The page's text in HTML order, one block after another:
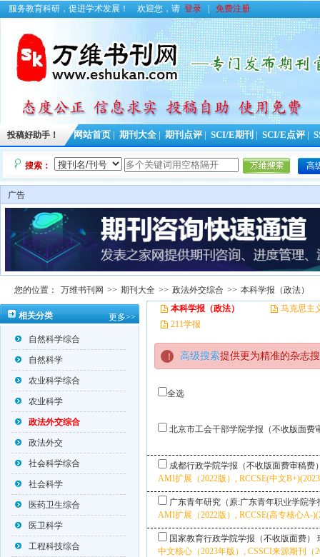
服务教育科研，促进学术发展！ 欢迎您，请 登录 免费注册
投稿好助手！ 网站首页 期刊大全 期刊点评 SCI/E期刊 SCI/E点评
搜索： 高
广告
您的位置： 万维书刊网 >> 期刊大全 >> 政法外交综合 >> 本科学报（政法）
相关分类 更多>>
自然科学综合
自然科学
农业科学综合
农业科学
政法外交综合
政法外交
社会科学综合
社会科学
医药卫生综合
医卫科学
工程科技综合
本科学报（政法）
马克思主
211学报
高级搜索提供更为精准的杂志
全选
北京市工会干部学院学报（不收版面
成都行政学院学报（不收版面费审稿
AMI扩展（2022版）, RCCSE(中文
广东青年研究（原:广东青年职业学院
AMI扩展（2022版）, RCCSE(高专核心A-
国家教育行政学院学报（不收版面费）
中文核心（2023年版）, CSSCI来源期刊（